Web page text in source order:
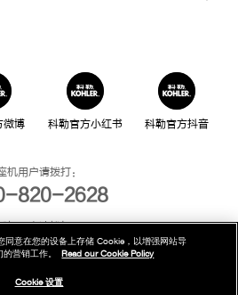
微博 科勒官方小红书 科勒官方抖音
机用户请拨打：
820-2628
机用户请拨打：
400-820-2628
的电话服务时间为：
同意在您的设备上存储 Cookie，以增强网站导
营销工作。
Read our Cookie Policy
Cookie 设置